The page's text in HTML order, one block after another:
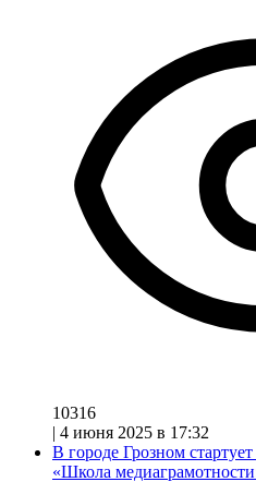
10316
| 4 июня 2025 в 17:32
В городе Грозном
«Школа